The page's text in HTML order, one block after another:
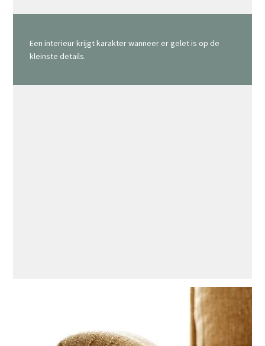
Een interieur krijgt karakter wanneer er gelet is op de
kleinste details.